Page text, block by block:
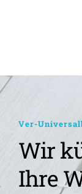
Ver-
Wir
Ihre